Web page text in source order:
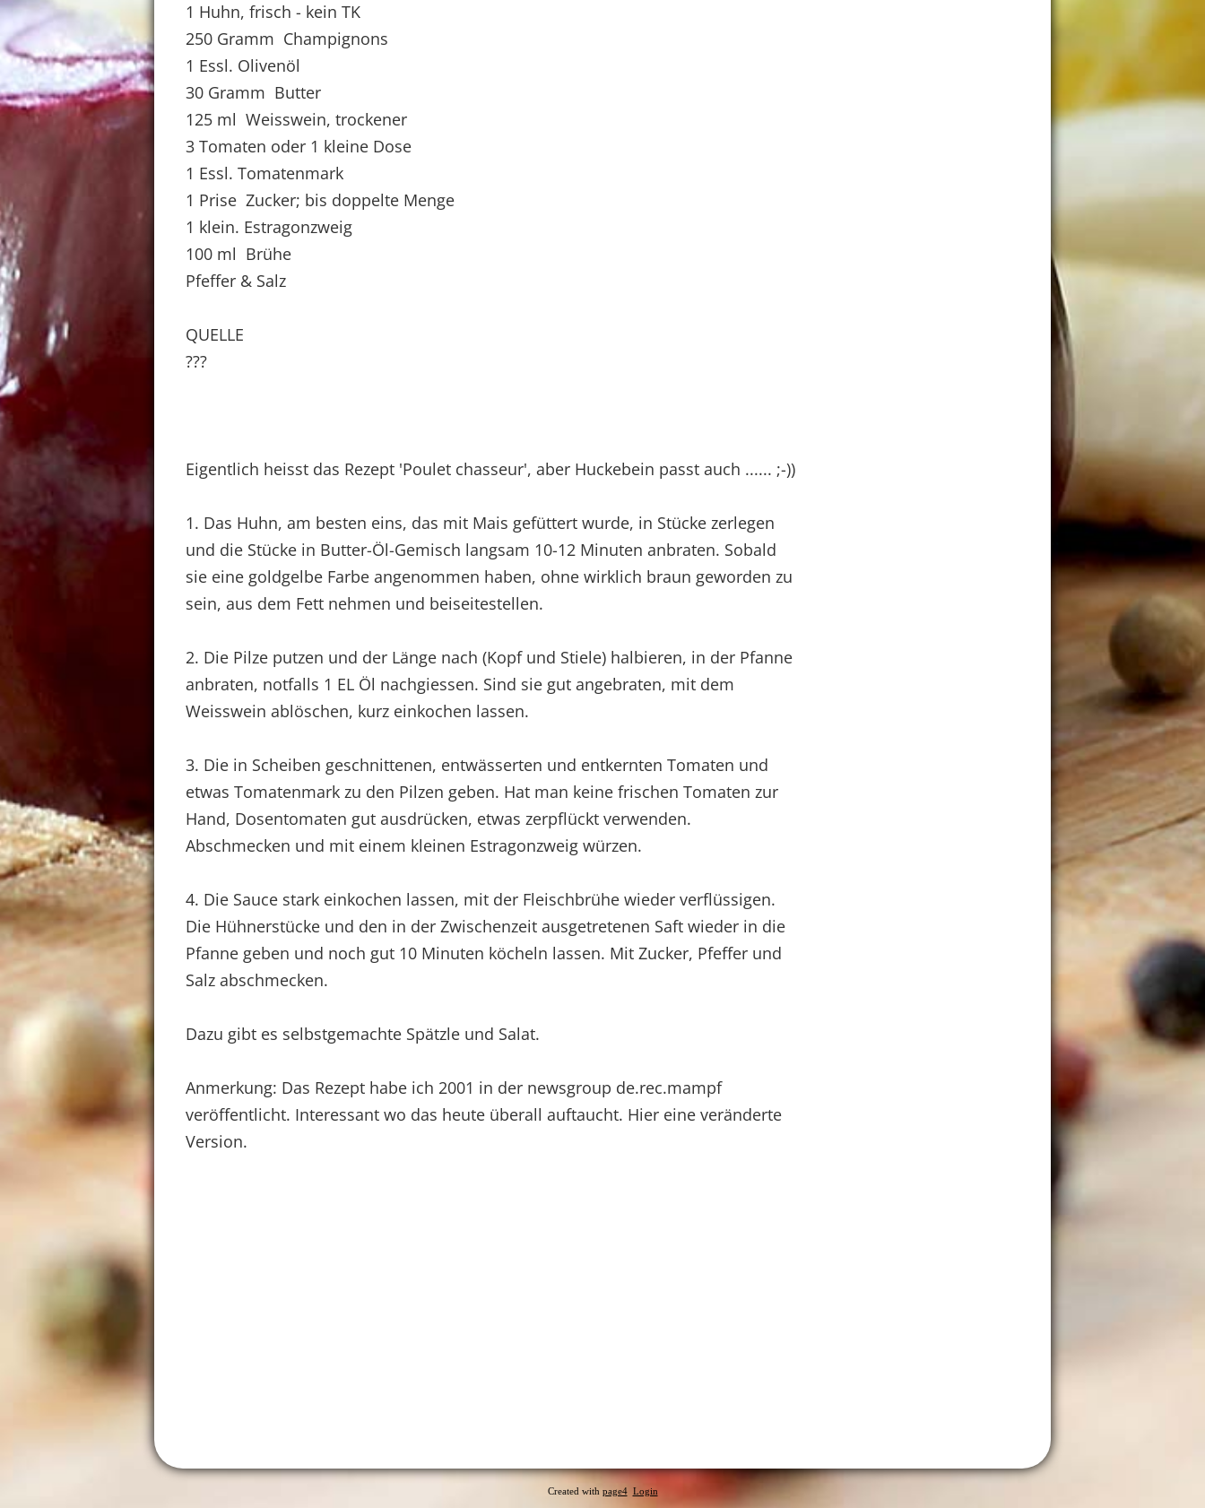
1 Huhn, frisch - kein TK
250 Gramm Champignons
1 Essl. Olivenöl
30 Gramm Butter
125 ml Weisswein, trockener
3 Tomaten oder 1 kleine Dose
1 Essl. Tomatenmark
1 Prise Zucker; bis doppelte Menge
1 klein. Estragonzweig
100 ml Brühe
Pfeffer & Salz
QUELLE
???
Eigentlich heisst das Rezept 'Poulet chasseur', aber Huckebein passt auch ...... ;-))
1. Das Huhn, am besten eins, das mit Mais gefüttert wurde, in Stücke zerlegen
und die Stücke in Butter-Öl-Gemisch langsam 10-12 Minuten anbraten. Sobald
sie eine goldgelbe Farbe angenommen haben, ohne wirklich braun geworden zu
sein, aus dem Fett nehmen und beiseitestellen.
2. Die Pilze putzen und der Länge nach (Kopf und Stiele) halbieren, in der Pfanne
anbraten, notfalls 1 EL Öl nachgiessen. Sind sie gut angebraten, mit dem
Weisswein ablöschen, kurz einkochen lassen.
3. Die in Scheiben geschnittenen, entwässerten und entkernten Tomaten und
etwas Tomatenmark zu den Pilzen geben. Hat man keine frischen Tomaten zur
Hand, Dosentomaten gut ausdrücken, etwas zerpflückt verwenden.
Abschmecken und mit einem kleinen Estragonzweig würzen.
4. Die Sauce stark einkochen lassen, mit der Fleischbrühe wieder verflüssigen.
Die Hühnerstücke und den in der Zwischenzeit ausgetretenen Saft wieder in die
Pfanne geben und noch gut 10 Minuten köcheln lassen. Mit Zucker, Pfeffer und
Salz abschmecken.
Dazu gibt es selbstgemachte Spätzle und Salat.
Anmerkung: Das Rezept habe ich 2001 in der newsgroup de.rec.mampf
veröffentlicht. Interessant wo das heute überall auftaucht. Hier eine veränderte
Version.
Created with page4 Login